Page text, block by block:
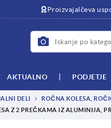
Proizvajalčeva
AKTUALNO PODJETJE
DELI ROČNA KOLESA,
Z 2 PREČKAMA IZ ALUMINIJA,